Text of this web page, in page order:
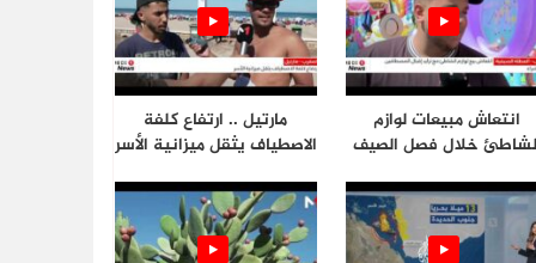
انتعاش مبيعات لوازم
خلال فصل الصيف
مارتيل .. ارتفاع كلفة
الاصطياف يثقل ميزانية الأسر